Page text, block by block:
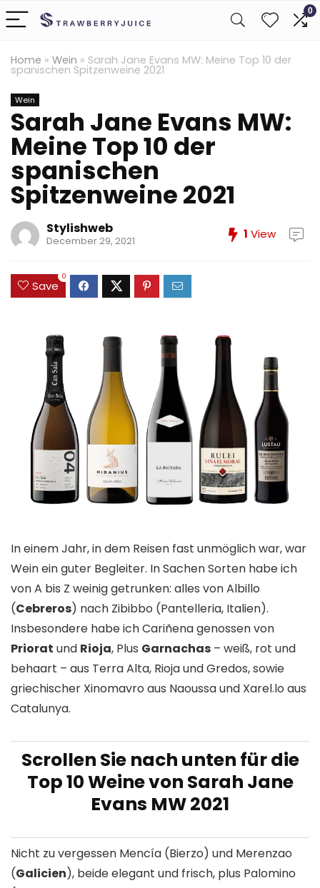
0
Home » Wein » Sarah Jane Evans MW: Meine Top 10 der
spanischen Spitzenweine 2021
Wein
Sarah Jane Evans MW:
Meine Top 10 der
spanischen
Spitzenweine 2021
Stylishweb
December 29, 2021 1 View
Save
0
In einem Jahr, in dem Reisen fast unmöglich war, war
Wein ein guter Begleiter. In Sachen Sorten habe ich
von A bis Z weinig getrunken: alles von Albillo
(Cebreros) nach Zibibbo (Pantelleria, Italien).
Insbesondere habe ich Cariñena genossen von
Priorat und Rioja, Plus Garnachas – weiß, rot und
behaart – aus Terra Alta, Rioja und Gredos, sowie
griechischer Xinomavro aus Naoussa und Xarel.lo aus
Catalunya.
Scrollen Sie nach unten für die
Top 10 Weine von Sarah Jane
Evans MW 2021
Nicht zu vergessen Mencía (Bierzo) und Merenzao
(Galicien), beide elegant und frisch, plus Palomino